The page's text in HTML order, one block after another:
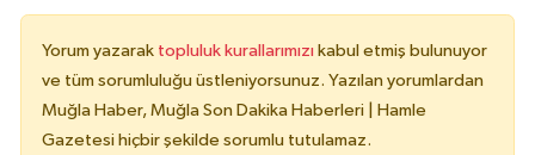
Yorum yazarak topluluk kurallarımızı kabul etmiş bulunuyor
ve tüm sorumluluğu üstleniyorsunuz. Yazılan yorumlardan
Muğla Haber, Muğla Son Dakika Haberleri | Hamle
Gazetesi hiçbir şekilde sorumlu tutulamaz.